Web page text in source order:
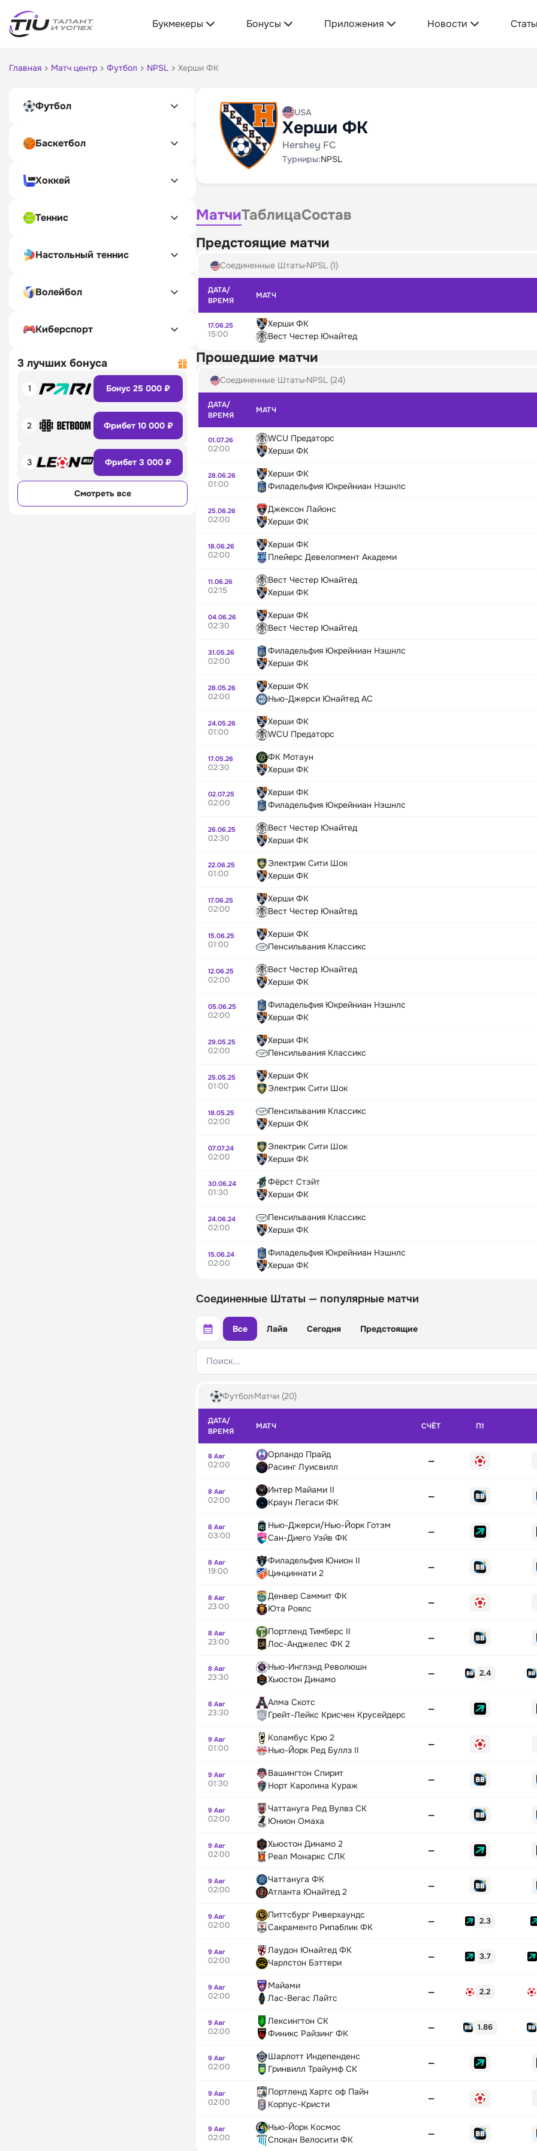
Букмекеры Бонусы Приложения Новости
Главная Матч центр Футбол NPSL Херши ФК
Футбол
Баскетбол
Хоккей
Теннис
Настольный теннис
Волейбол
Киберспорт
3 лучших бонуса
1 Бонус 25 000 ₽
2 Фрибет 10 000 ₽
3 Фрибет 3 000 ₽
Смотреть все
USA
Херши ФК
Hershey FC
Турниры:NPSL
МатчиТаблицаСостав
Предстоящие матчи
Соединенные Штаты NPSL (1)
ДАТА/
ВРЕМЯ
МАТЧ
17.06.25
15:00
Херши ФК
Вест Честер Юнайтед
Прошедшие матчи
Соединенные Штаты NPSL (24)
ДАТА/
ВРЕМЯ
МАТЧ
01.07.26
02:00
WCU Предаторс
Херши ФК
28.06.26
01:00
Херши ФК
Филадельфия Юкрейниан Нэшнлс
25.06.26
02:00
Джексон Лайонс
Херши ФК
18.06.26
02:00
Херши ФК
Плейерс Девелопмент Академи
11.06.26
02:15
Вест Честер Юнайтед
Херши ФК
04.06.26
02:30
Херши ФК
Вест Честер Юнайтед
31.05.26
02:00
Филадельфия Юкрейниан Нэшнлс
Херши ФК
28.05.26
02:00
Херши ФК
Нью-Джерси Юнайтед АС
24.05.26
01:00
Херши ФК
WCU Предаторс
17.05.26
02:30
ФК Мотаун
Херши ФК
02.07.25
02:00
Херши ФК
Филадельфия Юкрейниан Нэшнлс
26.06.25
02:30
Вест Честер Юнайтед
Херши ФК
22.06.25
01:00
Электрик Сити Шок
Херши ФК
17.06.25
02:00
Херши ФК
Вест Честер Юнайтед
15.06.25
01:00
Херши ФК
Пенсильвания Классикс
12.06.25
02:00
Вест Честер Юнайтед
Херши ФК
05.06.25
02:00
Филадельфия Юкрейниан Нэшнлс
Херши ФК
29.05.25
02:00
Херши ФК
Пенсильвания Классикс
25.05.25
01:00
Херши ФК
Электрик Сити Шок
18.05.25
02:00
Пенсильвания Классикс
Херши ФК
07.07.24
02:00
Электрик Сити Шок
Херши ФК
30.06.24
01:30
Фёрст Стэйт
Херши ФК
24.06.24
02:00
Пенсильвания Классикс
Херши ФК
15.06.24
02:00
Филадельфия Юкрейниан Нэшнлс
Херши ФК
Соединенные Штаты — популярные матчи
Все Лайв Сегодня Предстоящие
Поиск...
Футбол Матчи (20)
ДАТА/
ВРЕМЯ
МАТЧ СЧЁТ П1
8 Авг
02:00
Орландо Прайд
Расинг Луисвилл
—
8 Авг
02:00
Интер Майами II
Краун Легаси ФК
—
8 Авг
03:00
Нью-Джерси/Нью-Йорк Готэм
Сан-Диего Уэйв ФК
—
8 Авг
19:00
Филадельфия Юнион II
Цинциннати 2
—
8 Авг
23:00
Денвер Саммит ФК
Юта Роялс
—
8 Авг
23:00
Портленд Тимберс II
Лос-Анджелес ФК 2
—
8 Авг
23:30
Нью-Инглэнд Революшн
Хьюстон Динамо
— 2.4
8 Авг
23:30
Алма Скотс
Грейт-Лейкс Крисчен Крусейдерс
—
9 Авг
01:00
Коламбус Крю 2
Нью-Йорк Ред Буллз II
—
9 Авг
01:30
Вашингтон Спирит
Норт Каролина Кураж
—
9 Авг
02:00
Чаттануга Ред Вулвз СК
Юнион Омаха
—
9 Авг
02:00
Хьюстон Динамо 2
Реал Монаркс СЛК
—
9 Авг
02:00
Чаттануга ФК
Атланта Юнайтед 2
—
9 Авг
02:00
Питтсбург Риверхаундс
Сакраменто Рипаблик ФК
— 2.3
9 Авг
02:00
Лаудон Юнайтед ФК
Чарлстон Бэттери
— 3.7
9 Авг
02:00
Майами
Лас-Вегас Лайтс
— 2.2
9 Авг
02:00
Лексингтон СК
Финикс Райзинг ФК
— 1.86
9 Авг
02:00
Шарлотт Индепенденс
Гринвилл Трайумф СК
—
9 Авг
02:00
Портленд Хартс оф Пайн
Корпус-Кристи
—
9 Авг
02:00
Нью-Йорк Космос
Спокан Велосити ФК
—